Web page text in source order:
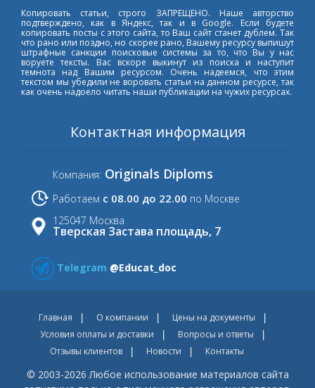
Копировать статьи, строго ЗАПРЕЩЕНО. Наше авторство
подтверждено, как в Яндекс, так и в Google. Если будете
копировать посты с этого сайта, то Ваш сайт станет дублем. Так
что рано или поздно, но скорее рано, Вашему ресурсу выпишут
штрафные санкции поисковые системы за то, что Вы у нас
воруете тексты. Вас вскоре выкинут из поиска и наступит
темнота над Вашим ресурсом. Очень надеемся, что этим
текстом мы убедили не воровать статьи на данном ресурсе, так
как очень надоело читать наши публикации на чужих ресурсах.
Контактная информация
Компания: Originals Diploms
Работаем с 08.00 до 22.00 по Москве
125047 Москва
Тверская Застава площадь, 7
Telegram @Educat_doc
Главная О компании
Цены на документы
Условия оплаты и доставки
Вопросы и ответы
Отзывы клиентов
Новости Контакты
© 2003-2026 Любое использование материалов сайта